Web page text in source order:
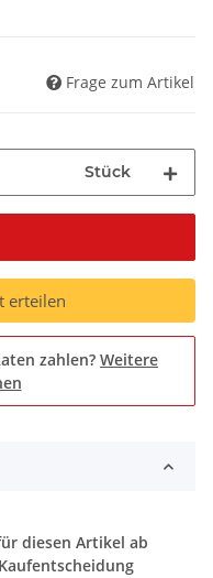
Frage zum Artikel
Stück
erteilen
zahlen? Weitere
diesen Artikel ab